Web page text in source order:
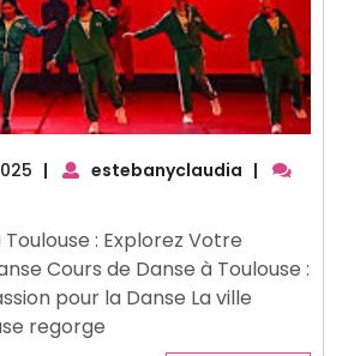
06
| estebanyclaudia |
: Explorez Votre
Cours de Danse à Toulouse :
pour la Danse La ville
regorge